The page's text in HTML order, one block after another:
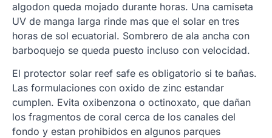
algodon queda mojado durante horas. Una camiseta
UV de manga larga rinde mas que el solar en tres
horas de sol ecuatorial. Sombrero de ala ancha con
barboquejo se queda puesto incluso con velocidad.
El protector solar reef safe es obligatorio si te bañas.
Las formulaciones con oxido de zinc estandar
cumplen. Evita oxibenzona o octinoxato, que dañan
los fragmentos de coral cerca de los canales del
fondo y estan prohibidos en algunos parques